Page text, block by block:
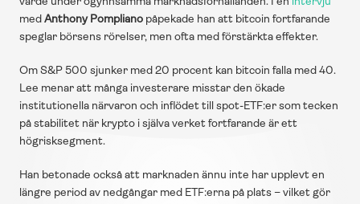
med Anthony Pompliano påpekade han att bitcoin fortfarande
speglar börsens rörelser, men ofta med förstärkta effekter.
Om S&P 500 sjunker med 20 procent kan bitcoin falla med 40.
Lee menar att många investerare misstar den ökade
institutionella närvaron och inflödet till spot-ETF:er som tecken
på stabilitet när krypto i själva verket fortfarande är ett
högrisksegment.
Han betonade också att marknaden ännu inte har upplevt en
längre period av nedgångar med ETF:erna på plats – vilket gör